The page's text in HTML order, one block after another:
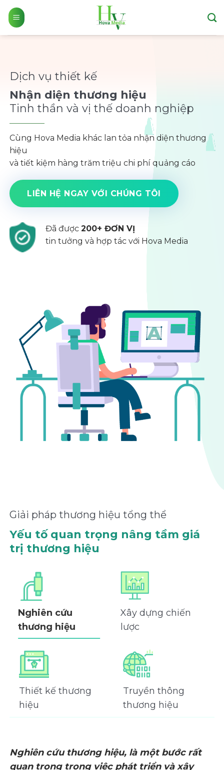
Skip
content
Dịch vụ thiết kế
Nhận diện thương hiệu
Tinh thần và vị thế doanh nghiệp
Cùng Hova Media khác lan tỏa nhận diện thương
hiệu
và tiết kiệm hàng trăm triệu chi phí quảng cáo
LIÊN HỆ NGAY VỚI CHÚNG TÔI
Đã được 200+ ĐƠN VỊ
tin tưởng và hợp tác với Hova Media
Giải pháp thương hiệu tổng thể
Yếu tố quan trọng nâng tầm giá
trị thương hiệu
Nghiên cứu
thương hiệu
Xây dựng chiến
lược
Thiết kế thương
hiệu
Truyền thông
thương hiệu
Nghiên cứu thương hiệu, là một bước rất
quan trọng trong việc phát triển và xây